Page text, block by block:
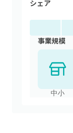
シェア
事業規模
中小